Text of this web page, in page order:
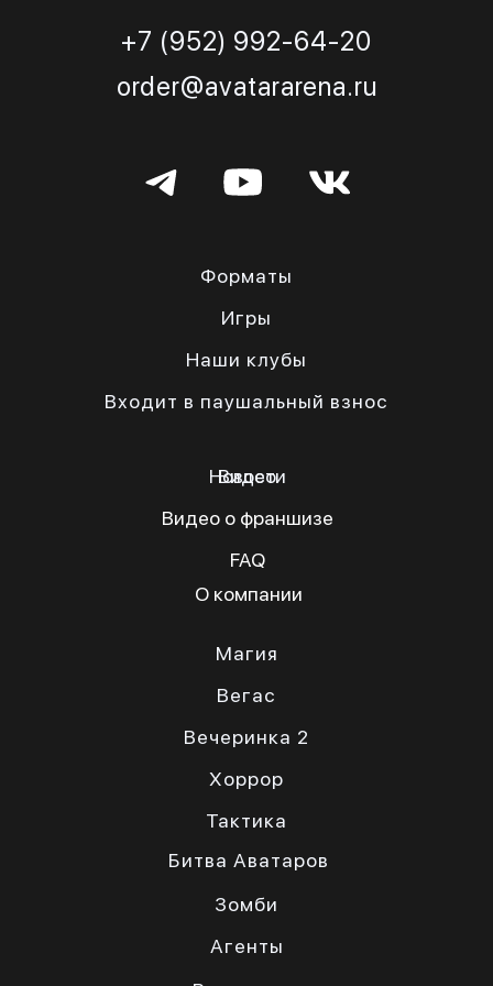
Вегас
Зомби
Агенты
Тактика
Хоррор
Битва Аватаров
Магия
Вечеринка 2
FAQ
О компании
Видео о франшизе
Видео
Новости
Игры
Форматы
Входит в паушальный взнос
Наши клубы
+7 (952) 992-64-20
order@avatararena.ru